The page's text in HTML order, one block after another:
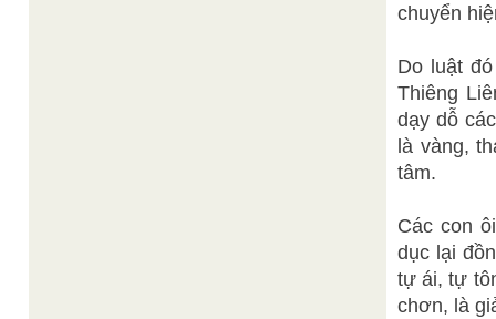
chuyển
Do luật
Thiêng
dạy dỗ
là vàng,
tâm.
Các con
dục lại
tự ái, tự
chơn, là